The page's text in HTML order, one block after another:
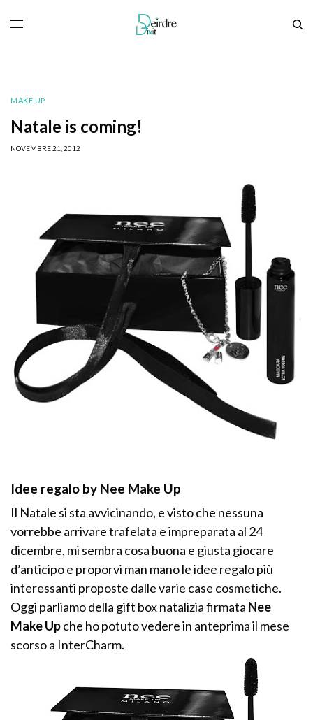
MAKE UP
Natale is coming!
NOVEMBRE 21, 2012
Idee regalo by Nee Make Up
Il Natale si sta avvicinando, e visto che nessuna
vorrebbe arrivare trafelata e impreparata al 24
dicembre, mi sembra cosa buona e giusta giocare
d’anticipo e proporvi man mano le idee regalo più
interessanti proposte dalle varie case cosmetiche.
Oggi parliamo della gift box natalizia firmata Nee
Make Upche ho potuto vedere in anteprima il mese
scorso a InterCharm.